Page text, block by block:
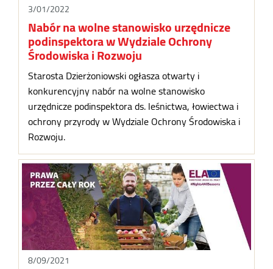
3/01/2022
Nabór na wolne stanowisko urzędnicze
podinspektora w Wydziale Ochrony
Środowiska i Rozwoju
Starosta Dzierżoniowski ogłasza otwarty i
konkurencyjny nabór na wolne stanowisko
urzędnicze podinspektora ds. leśnictwa, łowiectwa i
ochrony przyrody w Wydziale Ochrony Środowiska i
Rozwoju.
8/09/2021